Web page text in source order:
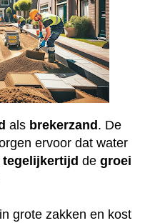
als brekerzand . De
ervoor dat water
tegelijkertijd de groei
in grote zakken en kost